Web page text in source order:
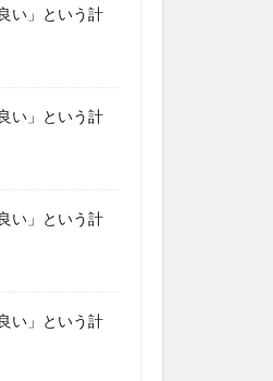
い」という計
い」という計
い」という計
い」という計